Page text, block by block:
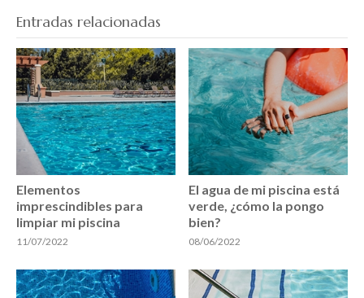
Entradas relacionadas
Elementos
imprescindibles para
limpiar mi piscina
11/07/2022
El agua de mi piscina está
verde, ¿cómo la pongo
bien?
08/06/2022